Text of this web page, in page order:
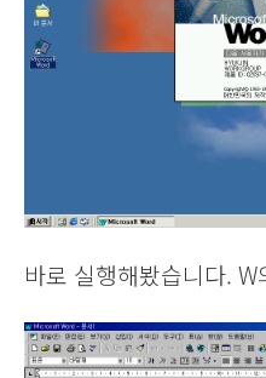
바로 실행해봤습니다. W